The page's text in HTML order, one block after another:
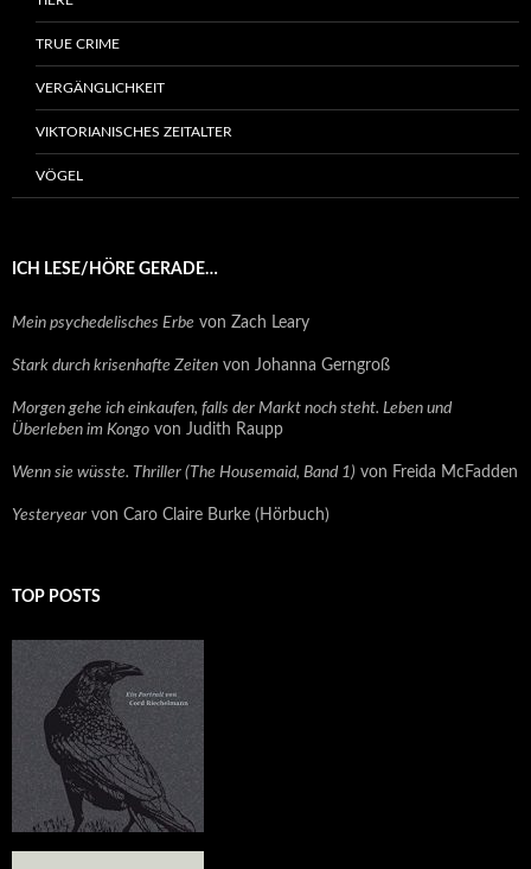
TRUE CRIME
VERGÄNGLICHKEIT
VIKTORIANISCHES ZEITALTER
VÖGEL
ICH LESE/HÖRE GERADE…
Mein psychedelisches Erbe von Zach Leary
Stark durch krisenhafte Zeiten von Johanna Gerngroß
Morgen gehe ich einkaufen, falls der Markt noch steht. Leben und
Überleben im Kongo von Judith Raupp
Wenn sie wüsste. Thriller (The Housemaid, Band 1) von Freida McFadden
Yesteryear von Caro Claire Burke (Hörbuch)
TOP POSTS